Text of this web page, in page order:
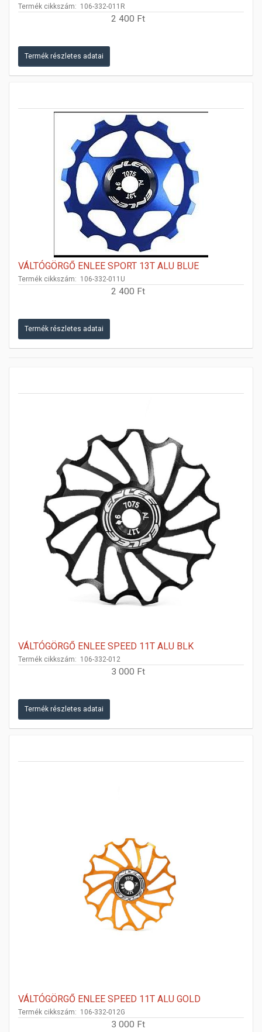
Termék cikkszám: 106-332-011R
2 400 Ft
Termék részletes adatai
VÁLTÓGÖRGŐ ENLEE SPORT 13T ALU BLUE
Termék cikkszám: 106-332-011U
2 400 Ft
Termék részletes adatai
VÁLTÓGÖRGŐ ENLEE SPEED 11T ALU BLK
Termék cikkszám: 106-332-012
3 000 Ft
Termék részletes adatai
VÁLTÓGÖRGŐ ENLEE SPEED 11T ALU GOLD
Termék cikkszám: 106-332-012G
3 000 Ft